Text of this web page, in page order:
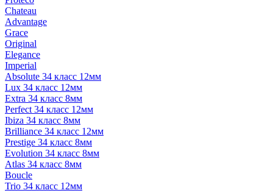
Chateau
Advantage
Grace
Original
Elegance
Imperial
Absolute 34 класс 12мм
Lux 34 класс 12мм
Extra 34 класс 8мм
Perfect 34 класс 12мм
Ibiza 34 класс 8мм
Brilliance 34 класс 12мм
Prestige 34 класс 8мм
Evolution 34 класс 8мм
Atlas 34 класс 8мм
Boucle
Trio 34 класс 12мм